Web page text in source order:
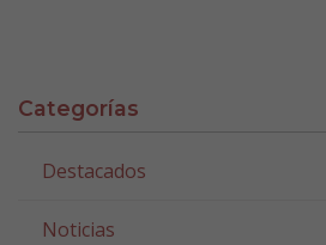
Categorías
Destacados
Noticias